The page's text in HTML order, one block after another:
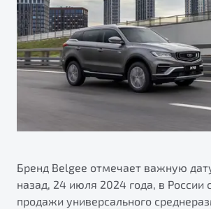
Яркий кроссовер
от 2 219 990 ₽*
Автокредит
Трейд-ин
Страхование
Расчет КАСКО
ПОДДЕРЖКА
Гарантия Belgee
Belgee Линк
Belgee Клуб
Клиентская поддержка
Помощь на дорогах
О дилерском центре
Правовая информация
Бренд Belgee отмечает важную
назад, 24 июля 2024 года, в России
продажи универсального